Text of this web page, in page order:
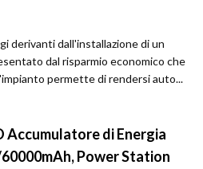
derivanti dall'installazione di un
dal risparmio economico che
permette di rendersi auto...
Accumulatore di Energia
Power Station